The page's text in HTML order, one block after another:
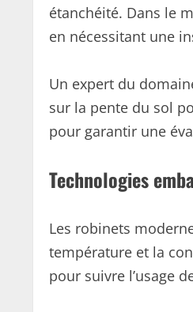
étanchéité. Dans le
en nécessitant une
Un expert du
sur la pente du sol
pour garantir une
Technologies
Les robinets
température et la
pour suivre l’usage